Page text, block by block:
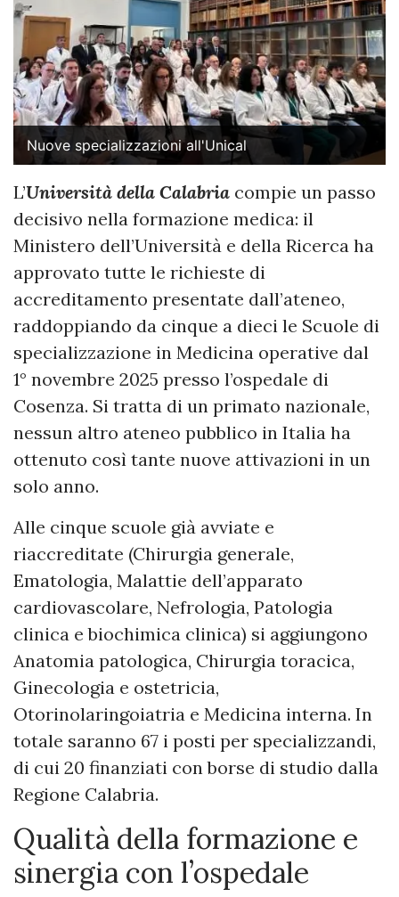
Nuove specializzazioni all'Unical
L’Università della Calabria compie un passo
decisivo nella formazione medica: il
Ministero dell’Università e della Ricerca ha
approvato tutte le richieste di
accreditamento presentate dall’ateneo,
raddoppiando da cinque a dieci le Scuole di
specializzazione in Medicina operative dal
1° novembre 2025 presso l’ospedale di
Cosenza. Si tratta di un primato nazionale,
nessun altro ateneo pubblico in Italia ha
ottenuto così tante nuove attivazioni in un
solo anno.
Alle cinque scuole già avviate e
riaccreditate (Chirurgia generale,
Ematologia, Malattie dell’apparato
cardiovascolare, Nefrologia, Patologia
clinica e biochimica clinica) si aggiungono
Anatomia patologica, Chirurgia toracica,
Ginecologia e ostetricia,
Otorinolaringoiatria e Medicina interna. In
totale saranno 67 i posti per specializzandi,
di cui 20 finanziati con borse di studio dalla
Regione Calabria.
Qualità della formazione e
sinergia con l’ospedale